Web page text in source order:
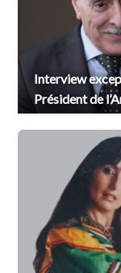
Interview
Président de